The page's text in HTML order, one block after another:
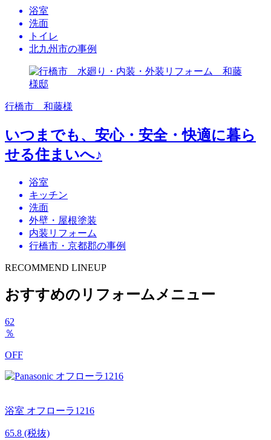
浴室
洗面
トイレ
北九州市の事例
行橋市 和藤様
いつまでも、安心・安全・快適に暮ら
せる住まいへ♪
浴室
キッチン
洗面
外壁・屋根塗装
内装リフォーム
行橋市・京都郡の事例
RECOMMEND LINEUP
おすすめのリフォームメニュー
62
％
OFF
浴室 オフローラ1216
65.8 (税抜)